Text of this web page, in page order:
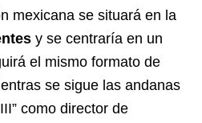
mexicana se situará en la
y se centraría en un
el mismo formato de
se sigue las andanas
como director de